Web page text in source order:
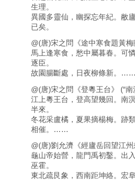
生理。
異國多靈仙，幽探忘年紀。敝
已矣。
@(唐)宋之問《途中寒食題黃
馬上逢寒食，愁中屬暮春。可
逐臣。
故園腸斷處，日夜柳條新。
@(唐)宋之問《登粵王台》 (“南
江上粵王台，登高望幾回。南
半來。
冬花采盧橘，夏果摘楊梅。跡
相催。……
@(唐)劉允濟《經廬岳回望江
龜山帝始營，龍門禹初鑿。出
巫霍。
東北疏艮象，西南距坤絡。宏